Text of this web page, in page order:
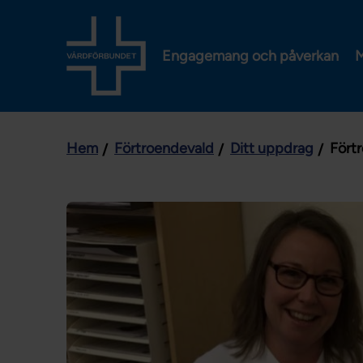
Engagemang och påverkan
Hem Förtroendevald Ditt uppdrag